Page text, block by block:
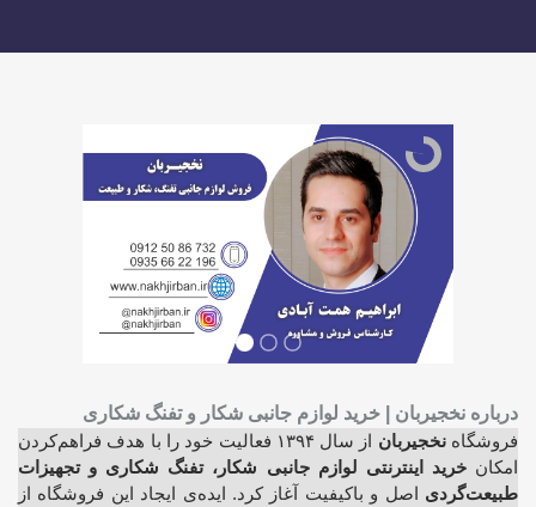
درباره نخجیربان | خرید لوازم جانبی شکار و تفنگ شکاری
فروشگاه نخجیربان
از سال ۱۳۹۴ فعالیت خود را با هدف فراهم‌کردن
امکان خرید اینترنتی لوازم جانبی شکار، تفنگ شکاری و تجهیزات
طبیعت‌گردی اصل و باکیفیت آغاز کرد. ایده‌ی ایجاد این فروشگاه از